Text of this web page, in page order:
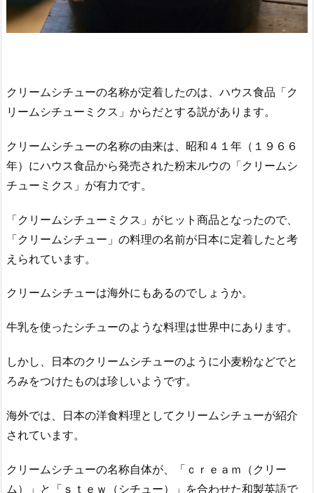
クリームシチューの名称が定着したのは、ハウス食品「ク
リームシチューミクス」からだとする説があります。
クリームシチューの名称の由来は、昭和４１年（１９６６
年）にハウス食品から発売された粉末ルウの「クリームシ
チューミクス」が有力です。
「クリームシチューミクス」がヒット商品となったので、
「クリームシチュー」の料理の名前が日本に定着したと考
えられています。
クリームシチューは海外にもあるのでしょうか。
牛乳を使ったシチューのような料理は世界中にあります。
しかし、日本のクリームシチューのように小麦粉などでと
ろみをつけたものは珍しいようです。
海外では、日本の洋食料理としてクリームシチューが紹介
されています。
クリームシチューの名称自体が、「ｃｒｅａｍ（クリー
ム）」と「ｓｔｅｗ（シチュー）」を合わせた和製英語で